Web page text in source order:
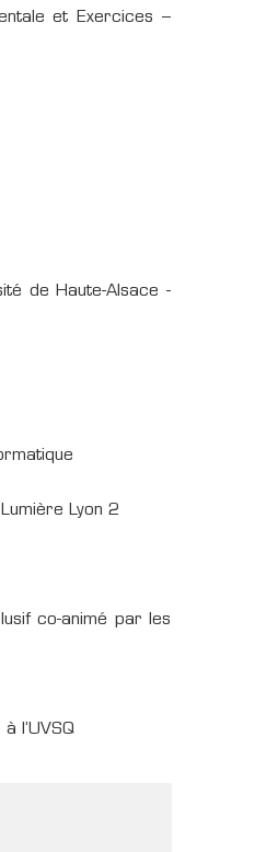
et Exercices –
de Haute-Alsace -
Lyon 2
co-animé par les
l’UVSQ